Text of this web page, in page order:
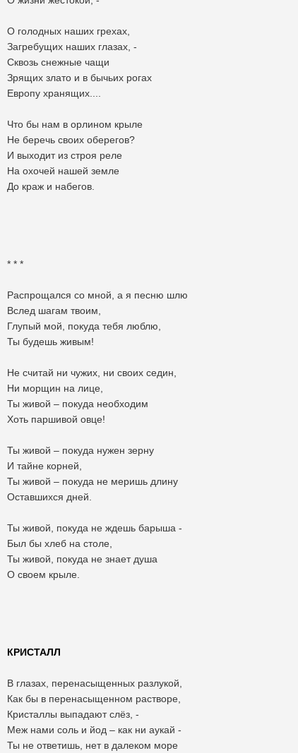
О голодных наших грехах,
Загребущих наших глазах, -
Сквозь снежные чащи
Зрящих злато и в бычьих рогах
Европу хранящих....
Что бы нам в орлином крыле
Не беречь своих оберегов?
И выходит из строя реле
На охочей нашей земле
До краж и набегов.
* * *
Распрощался со мной, а я песню шлю
Вслед шагам твоим,
Глупый мой, покуда тебя люблю,
Ты будешь живым!
Не считай ни чужих, ни своих седин,
Ни морщин на лице,
Ты живой – покуда необходим
Хоть паршивой овце!
Ты живой – покуда нужен зерну
И тайне корней,
Ты живой – покуда не меришь длину
Оставшихся дней.
Ты живой, покуда не ждешь барыша -
Был бы хлеб на столе,
Ты живой, покуда не знает душа
О своем крыле.
КРИСТАЛЛ
В глазах, перенасыщенных разлукой,
Как бы в перенасыщенном растворе,
Кристаллы выпадают слёз, -
Меж нами соль и йод – как ни аукай -
Ты не ответишь, нет в далеком море